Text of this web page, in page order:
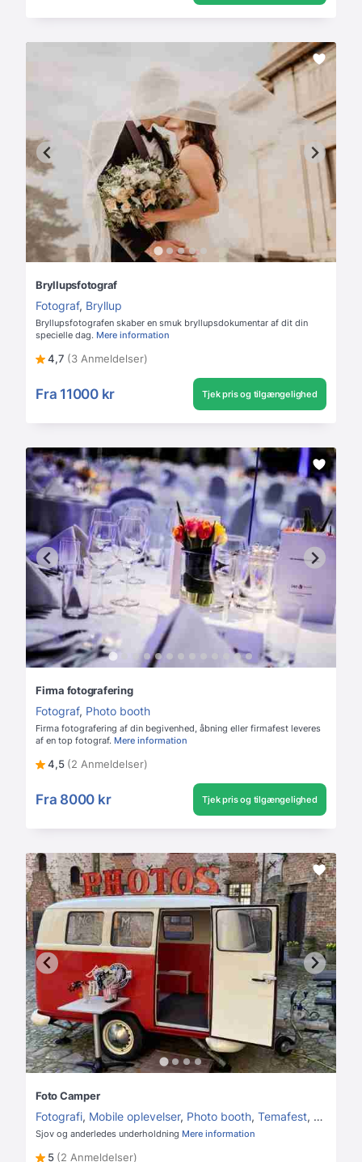
Bryllupsfotograf
Fotograf, Bryllup
Bryllupsfotografen skaber en smuk bryllupsdokumentar af dit din
specielle dag. Mere information
4,7 (3 Anmeldelser)
Fra 11000 kr Tjek pris og tilgængelighed
Firma fotografering
Fotograf, Photo booth
Firma fotografering af din begivenhed, åbning eller firmafest leveres
af en top fotograf. Mere information
4,5 (2 Anmeldelser)
Fra 8000 kr Tjek pris og tilgængelighed
Foto Camper
Fotografi, Mobile oplevelser, Photo booth, Temafest,
Sjov og anderledes underholdning Mere information
5 (2 Anmeldelser)